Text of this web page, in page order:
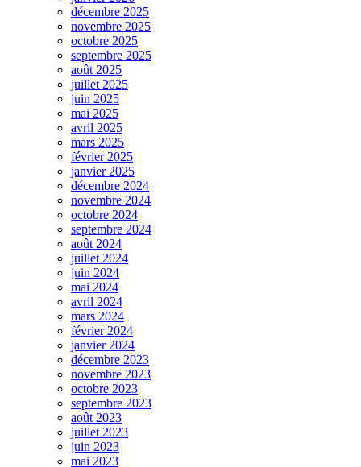
décembre 2025
novembre 2025
octobre 2025
septembre 2025
août 2025
juillet 2025
juin 2025
mai 2025
avril 2025
mars 2025
février 2025
janvier 2025
décembre 2024
novembre 2024
octobre 2024
septembre 2024
août 2024
juillet 2024
juin 2024
mai 2024
avril 2024
mars 2024
février 2024
janvier 2024
décembre 2023
novembre 2023
octobre 2023
septembre 2023
août 2023
juillet 2023
juin 2023
mai 2023